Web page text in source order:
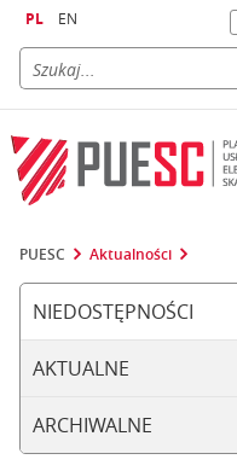
PL EN
PUESC Aktualności
NIEDOSTĘPNOŚCI
AKTUALNE
ARCHIWALNE